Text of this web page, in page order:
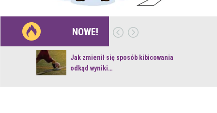
NOWE!
Jak zmienił się sposób kibicowania
odkąd wyniki…